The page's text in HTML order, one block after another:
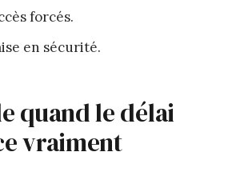
forcés.
en sécurité.
quand le délai
vraiment